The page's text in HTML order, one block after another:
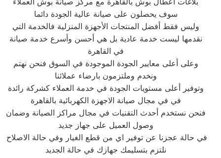
سوف يحصلون على صيانة عالية الجودة دائما
وليس فقط أفضل المنتجات الأجهزة المنزلية فالخدمة التي
نقدمها ليست خدمة عادية بل هي أحسن وأسرع خدمة صيانة
في القاهرة
وعلى أعلى معايير الجودة الموجودة في السوق فنحن نهتم
ونخدم وملتزمون بارضاء عملائنا
وتوفير أعلى مستويات الجودة في خدمة العملاء كشركة رائدة
في في مجال صيانة الاجهزة الكهربائية بالقاهرة
فنحن نستخدم أحدث التقنيات في مجال مراكز الصيانة وضمان
وصول العميل على جهاز جديد
نلتزم بتسليمك جهازك في حالة الجديد